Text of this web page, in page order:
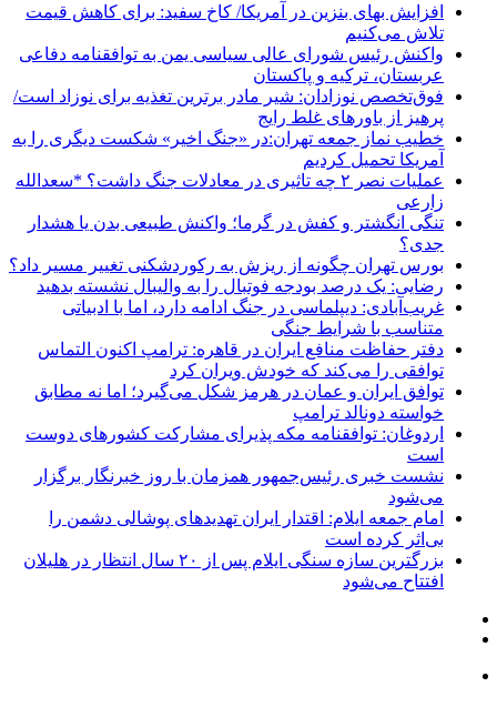
افزایش بهای بنزین در آمریکا/ کاخ سفید: برای کاهش قیمت
تلاش می‌کنیم
واکنش رئیس شورای عالی سیاسی یمن به توافقنامه دفاعی
عربستان، ترکیه و پاکستان
فوق‌تخصص نوزادان: شیر مادر برترین تغذیه برای نوزاد است/
پرهیز از باورهای غلط رایج
خطیب نماز جمعه تهران:در «جنگ اخیر» شکست دیگری را به
آمریکا تحمیل کردیم
عملیات نصر ۲ چه تاثیری در معادلات جنگ داشت؟ *سعدالله
زارعی
تنگی انگشتر و کفش در گرما؛ واکنش طبیعی بدن یا هشدار
جدی؟
بورس تهران چگونه از ریزش به رکوردشکنی تغییر مسیر داد؟
رضایی: یک درصد بودجه فوتبال را به والیبال نشسته بدهید
غریب‌آبادی: دیپلماسی در جنگ ادامه دارد، اما با ادبیاتی
متناسب با شرایط جنگی
دفتر حفاظت منافع ایران در قاهره: ترامپ اکنون التماس
توافقی را می‌کند که خودش ویران کرد
توافق ایران و عمان در هرمز شکل می‌گیرد؛ اما نه مطابق
خواسته دونالد ترامپ
اردوغان: توافقنامه مکه پذیرای مشارکت کشورهای دوست
است
نشست خبری رئیس‌جمهور همزمان با روز خبرنگار برگزار
می‌شود
امام جمعه ایلام: اقتدار ایران تهدیدهای پوشالی دشمن را
بی‌اثر کرده است
بزرگترین سازه سنگی ایلام پس از ۲۰ سال انتظار در هلیلان
افتتاح می‌شود